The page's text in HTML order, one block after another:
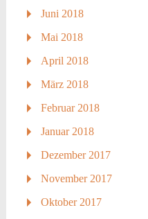
Juni 2018
Mai 2018
April 2018
März 2018
Februar 2018
Januar 2018
Dezember 2017
November 2017
Oktober 2017